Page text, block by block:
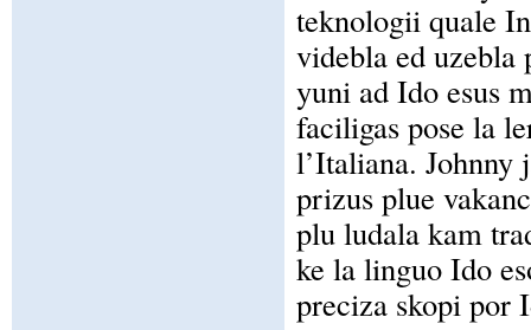
teknologii quale
videbla ed uzebla
yuni ad Ido esus
faciligas pose la
l’Italiana.
prizus plue
plu ludala kam
ke la linguo Ido
preciza skopi por